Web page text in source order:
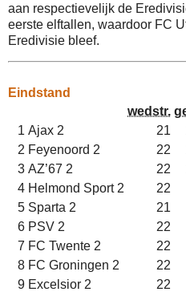
aan respectievelijk de
eerste elftallen, waardoor FC
Eredivisie bleef.
Eindstand
wedstr.
1 Ajax 2 21
2 Feyenoord 2 22
3 AZ’67 2 22
4 Helmond Sport 2 22
5 Sparta 2 21
6 PSV 2 22
7 FC Twente 2 22
8 FC Groningen 2 22
9 Excelsior 2 22